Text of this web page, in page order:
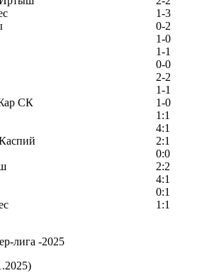
1-3
0-2
1-0
1-1
0-0
2-2
1-1
СК
1-0
1:1
4:1
2:1
0:0
2:2
4:1
0:1
1:1
лига -2025